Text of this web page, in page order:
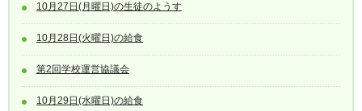
10月27日(月曜日)の生徒のようす
10月28日(火曜日)の給食
第2回学校運営協議会
10月29日(水曜日)の給食